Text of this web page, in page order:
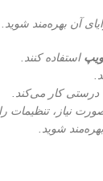
آن بهره‌مند
استفاده کنند.
درستی کار می‌کند.
نیاز، تنظیمات را
شوید.